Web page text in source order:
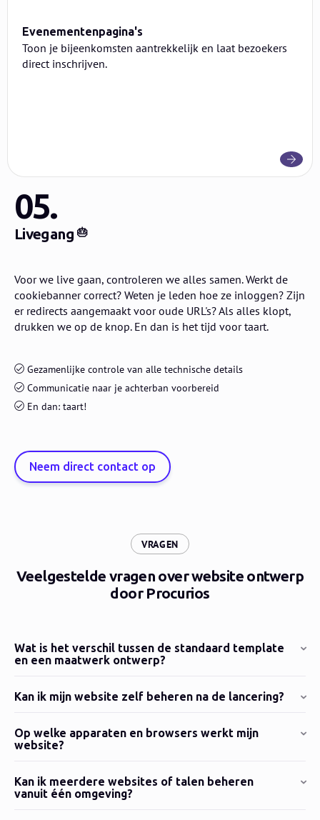
Evenementenpagina's
Toon je bijeenkomsten aantrekkelijk en laat bezoekers
direct inschrijven.
05.
Livegang🎂
Voor we live gaan, controleren we alles samen. Werkt de
cookiebanner correct? Weten je leden hoe ze inloggen? Zijn
er redirects aangemaakt voor oude URL's? Als alles klopt,
drukken we op de knop. En dan is het tijd voor taart.
Gezamenlijke controle van alle technische details
Communicatie naar je achterban voorbereid
En dan: taart!
Neem direct contact op
VRAGEN
Veelgestelde vragen over website ontwerp
door Procurios
Wat is het verschil tussen de standaard template
en een maatwerk ontwerp?
Kan ik mijn website zelf beheren na de lancering?
Op welke apparaten en browsers werkt mijn
website?
Kan ik meerdere websites of talen beheren
vanuit één omgeving?